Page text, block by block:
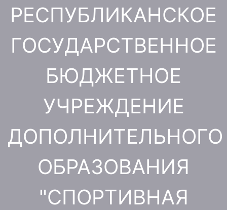
Перейти
РЕСПУБЛИКАНСКОЕ
ГОСУДАРСТВЕННОЕ
БЮДЖЕТНОЕ
УЧРЕЖДЕНИЕ
ДОПОЛНИТЕЛЬНОГО
ОБРАЗОВАНИЯ
"СПОРТИВНАЯ